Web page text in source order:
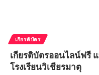
เกียรติบัตร
เกียรติบัตรออนไลน์ฟรี
โรงเรียนวิเชียรมาตุ